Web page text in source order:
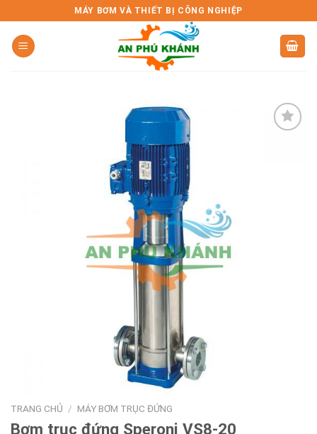
to
content
MÁY BƠM VÀ THIẾT BỊ CÔNG NGHIỆP
TRANG CHỦ / MÁY BƠM TRỤC ĐỨNG
Bơm trục đứng Speroni VS8-20